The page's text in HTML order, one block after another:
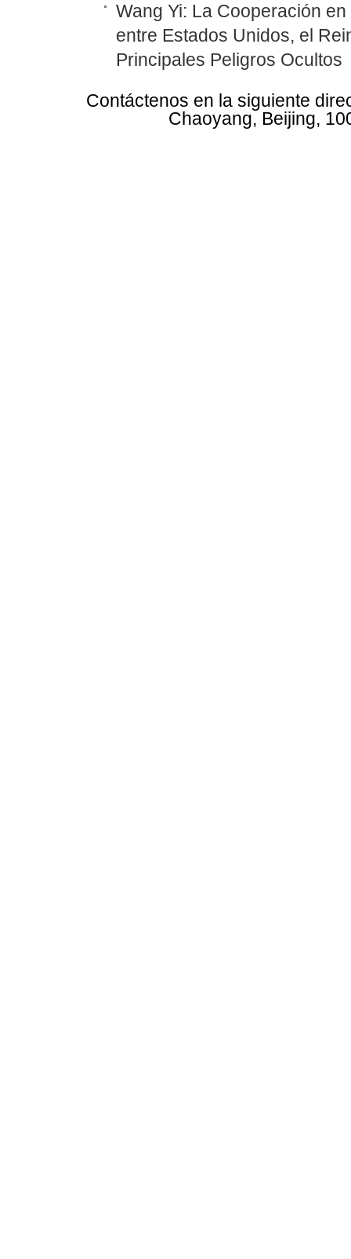
Wang Yi: La Cooperación
entre Estados Unidos, el
Principales Peligros Ocultos
Contáctenos en la siguiente
Chaoyang, Beijing,